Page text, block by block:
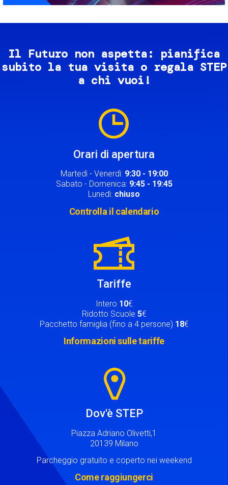
Il Futuro non aspetta: pianifica
subito la tua visita o regala STEP
a chi vuoi!
Orari di apertura
Martedì - Venerdì: 9:30 - 19:00
Sabato - Domenica: 9:45 - 19:45
Lunedì: chiuso
Controlla il calendario
Tariffe
Intero 10€
Ridotto Scuole 5€
Pacchetto famiglia (fino a 4 persone) 18€
Informazioni sulle tariffe
Dov'è STEP
Piazza Adriano Olivetti,1
20139 Milano
Parcheggio gratuito e coperto nei weekend
Come raggiungerci